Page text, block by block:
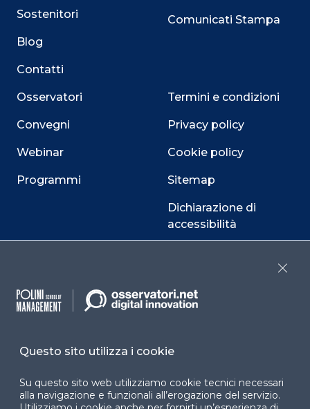
Sostenitori
Blog
Contatti
Osservatori
Convegni
Webinar
Programmi
Comunicati Stampa
Termini e condizioni
Privacy policy
Cookie policy
Sitemap
Dichiarazione di
accessibilità
YouTube X
Questo sito utilizza i cookie
Su questo sito web utilizziamo cookie tecnici necessari
alla navigazione e funzionali all’erogazione del servizio.